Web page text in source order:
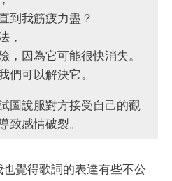
到我筋疲力盡？
，
，因為它可能很快消失。
們可以解決它。
圖說服對方接受自己的觀
致感情破裂。
覺得歌詞的表達有些不公